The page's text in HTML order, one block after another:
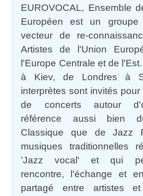
EUROVOCAL, Ensemble
Européen est un groupe
vecteur de re-
Artistes de l'Union
l'Europe Centrale et de
à Kiev, de Londres à
interprètes sont invités
de concerts autour
référence aussi bien
Classique que de Jazz
musiques traditionnelles
'Jazz vocal' et qui
rencontre, l'échange et
partagé entre artistes